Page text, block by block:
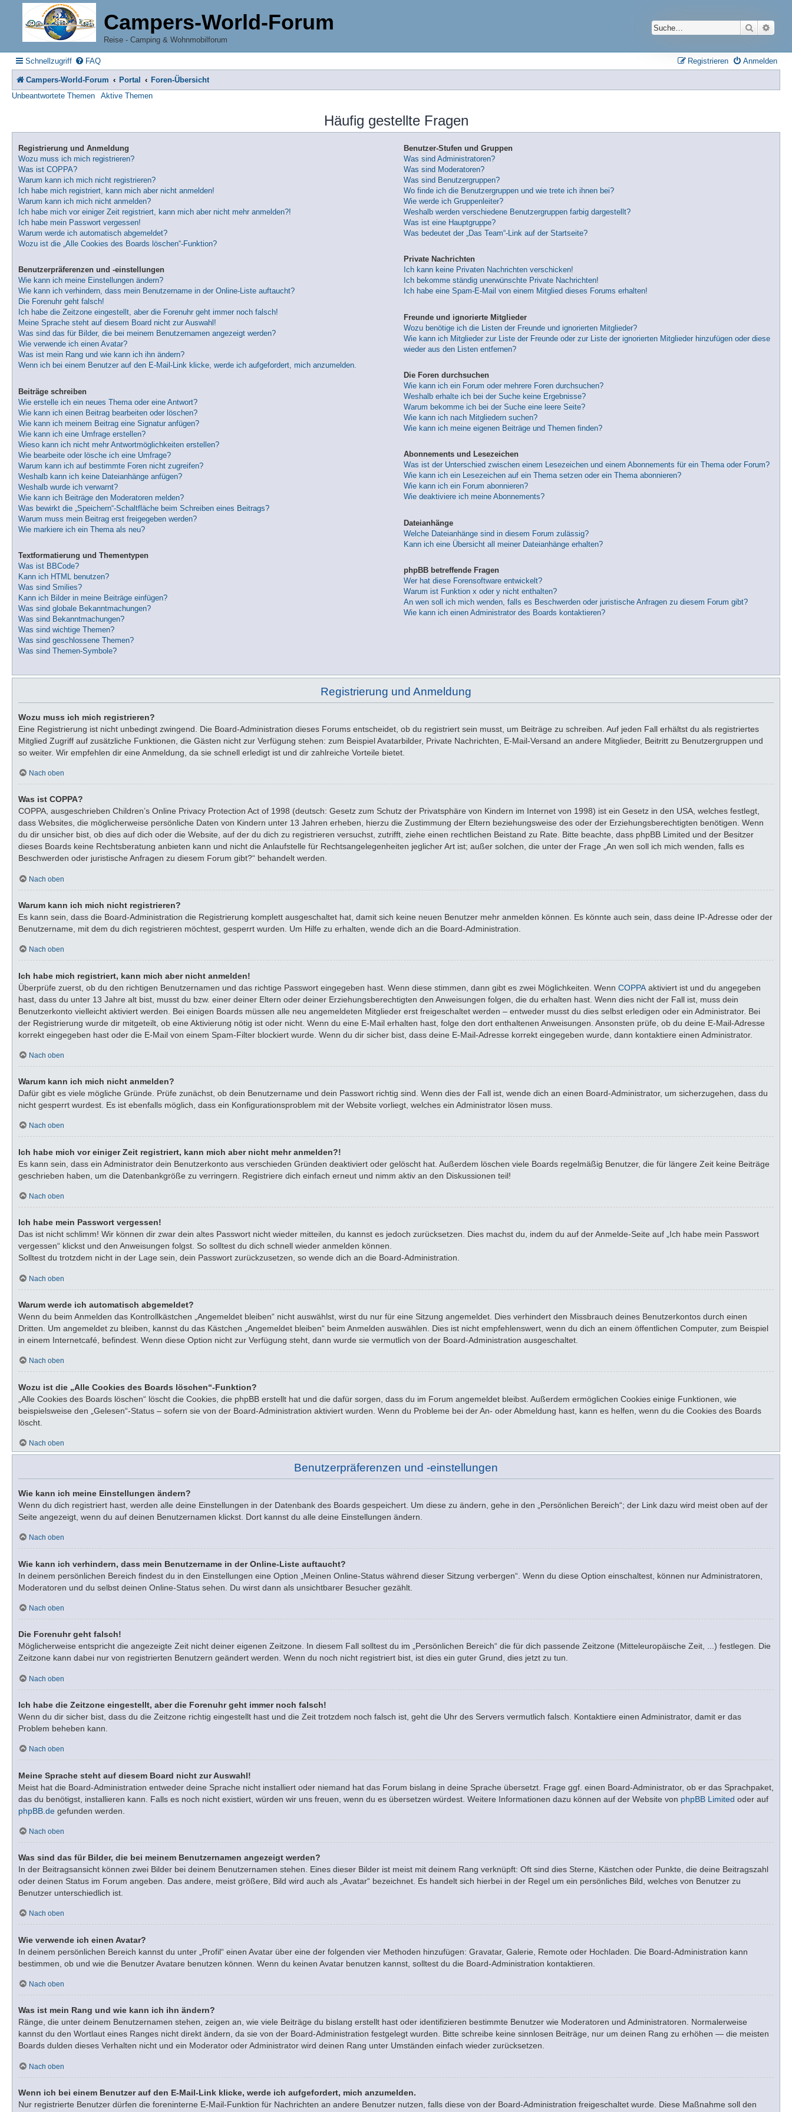
Campers-World-Forum
Reise - Camping & Wohnmobilforum
Suche
Schnellzugriff FAQ Anmelden
Registrieren
Campers-World-Forum Portal
Foren-Übersicht
Unbeantwortete Themen
Aktive Themen
Häufig gestellte Fragen
Registrierung und Anmeldung
Wozu muss ich mich registrieren?
Was ist COPPA?
Warum kann ich mich nicht registrieren?
Ich habe mich registriert, kann mich aber nicht anmelden!
Warum kann ich mich nicht anmelden?
Ich habe mich vor einiger Zeit registriert, kann mich aber nicht mehr anmelden?!
Ich habe mein Passwort vergessen!
Warum werde ich automatisch abgemeldet?
Wozu ist die „Alle Cookies des Boards löschen“-Funktion?
Benutzerpräferenzen und -einstellungen
Wie kann ich meine Einstellungen ändern?
Wie kann ich verhindern, dass mein Benutzername in der Online-Liste auftaucht?
Die Forenuhr geht falsch!
Ich habe die Zeitzone eingestellt, aber die Forenuhr geht immer noch falsch!
Meine Sprache steht auf diesem Board nicht zur Auswahl!
Was sind das für Bilder, die bei meinem Benutzernamen angezeigt werden?
Wie verwende ich einen Avatar?
Was ist mein Rang und wie kann ich ihn ändern?
Wenn ich bei einem Benutzer auf den E-Mail-Link klicke, werde ich aufgefordert, mich anzumelden.
Beiträge schreiben
Wie erstelle ich ein neues Thema oder eine Antwort?
Wie kann ich einen Beitrag bearbeiten oder löschen?
Wie kann ich meinem Beitrag eine Signatur anfügen?
Wie kann ich eine Umfrage erstellen?
Wieso kann ich nicht mehr Antwortmöglichkeiten erstellen?
Wie bearbeite oder lösche ich eine Umfrage?
Warum kann ich auf bestimmte Foren nicht zugreifen?
Weshalb kann ich keine Dateianhänge anfügen?
Weshalb wurde ich verwarnt?
Wie kann ich Beiträge den Moderatoren melden?
Was bewirkt die „Speichern“-Schaltfläche beim Schreiben eines Beitrags?
Warum muss mein Beitrag erst freigegeben werden?
Wie markiere ich ein Thema als neu?
Textformatierung und Thementypen
Was ist BBCode?
Kann ich HTML benutzen?
Was sind Smilies?
Kann ich Bilder in meine Beiträge einfügen?
Was sind globale Bekanntmachungen?
Was sind Bekanntmachungen?
Was sind wichtige Themen?
Was sind geschlossene Themen?
Was sind Themen-Symbole?
Benutzer-Stufen und Gruppen
Was sind Administratoren?
Was sind Moderatoren?
Was sind Benutzergruppen?
Wo finde ich die Benutzergruppen und wie trete ich ihnen bei?
Wie werde ich Gruppenleiter?
Weshalb werden verschiedene Benutzergruppen farbig dargestellt?
Was ist eine Hauptgruppe?
Was bedeutet der „Das Team“-Link auf der Startseite?
Private Nachrichten
Ich kann keine Privaten Nachrichten verschicken!
Ich bekomme ständig unerwünschte Private Nachrichten!
Ich habe eine Spam-E-Mail von einem Mitglied dieses Forums erhalten!
Freunde und ignorierte Mitglieder
Wozu benötige ich die Listen der Freunde und ignorierten Mitglieder?
Wie kann ich Mitglieder zur Liste der Freunde oder zur Liste der ignorierten Mitglieder hinzufügen oder diese
wieder aus den Listen entfernen?
Die Foren durchsuchen
Wie kann ich ein Forum oder mehrere Foren durchsuchen?
Weshalb erhalte ich bei der Suche keine Ergebnisse?
Warum bekomme ich bei der Suche eine leere Seite?
Wie kann ich nach Mitgliedern suchen?
Wie kann ich meine eigenen Beiträge und Themen finden?
Abonnements und Lesezeichen
Was ist der Unterschied zwischen einem Lesezeichen und einem Abonnements für ein Thema oder Forum?
Wie kann ich ein Lesezeichen auf ein Thema setzen oder ein Thema abonnieren?
Wie kann ich ein Forum abonnieren?
Wie deaktiviere ich meine Abonnements?
Dateianhänge
Welche Dateianhänge sind in diesem Forum zulässig?
Kann ich eine Übersicht all meiner Dateianhänge erhalten?
phpBB betreffende Fragen
Wer hat diese Forensoftware entwickelt?
Warum ist Funktion x oder y nicht enthalten?
An wen soll ich mich wenden, falls es Beschwerden oder juristische Anfragen zu diesem Forum gibt?
Wie kann ich einen Administrator des Boards kontaktieren?
Registrierung und Anmeldung
Wozu muss ich mich registrieren?
Eine Registrierung ist nicht unbedingt zwingend. Die Board-Administration dieses Forums entscheidet, ob du registriert sein musst, um Beiträge zu schreiben. Auf jeden Fall erhältst du als registriertes
Mitglied Zugriff auf zusätzliche Funktionen, die Gästen nicht zur Verfügung stehen: zum Beispiel Avatarbilder, Private Nachrichten, E-Mail-Versand an andere Mitglieder, Beitritt zu Benutzergruppen und
so weiter. Wir empfehlen dir eine Anmeldung, da sie schnell erledigt ist und dir zahlreiche Vorteile bietet.
Nach oben
Was ist COPPA?
COPPA, ausgeschrieben Children’s Online Privacy Protection Act of 1998 (deutsch: Gesetz zum Schutz der Privatsphäre von Kindern im Internet von 1998) ist ein Gesetz in den USA, welches festlegt,
dass Websites, die möglicherweise persönliche Daten von Kindern unter 13 Jahren erheben, hierzu die Zustimmung der Eltern beziehungsweise des oder der Erziehungsberechtigten benötigen. Wenn
du dir unsicher bist, ob dies auf dich oder die Website, auf der du dich zu registrieren versuchst, zutrifft, ziehe einen rechtlichen Beistand zu Rate. Bitte beachte, dass phpBB Limited und der Besitzer
dieses Boards keine Rechtsberatung anbieten kann und nicht die Anlaufstelle für Rechtsangelegenheiten jeglicher Art ist; außer solchen, die unter der Frage „An wen soll ich mich wenden, falls es
Beschwerden oder juristische Anfragen zu diesem Forum gibt?“ behandelt werden.
Nach oben
Warum kann ich mich nicht registrieren?
Es kann sein, dass die Board-Administration die Registrierung komplett ausgeschaltet hat, damit sich keine neuen Benutzer mehr anmelden können. Es könnte auch sein, dass deine IP-Adresse oder der
Benutzername, mit dem du dich registrieren möchtest, gesperrt wurden. Um Hilfe zu erhalten, wende dich an die Board-Administration.
Nach oben
Ich habe mich registriert, kann mich aber nicht anmelden!
Überprüfe zuerst, ob du den richtigen Benutzernamen und das richtige Passwort eingegeben hast. Wenn diese stimmen, dann gibt es zwei Möglichkeiten. Wenn COPPA aktiviert ist und du angegeben
hast, dass du unter 13 Jahre alt bist, musst du bzw. einer deiner Eltern oder deiner Erziehungsberechtigten den Anweisungen folgen, die du erhalten hast. Wenn dies nicht der Fall ist, muss dein
Benutzerkonto vielleicht aktiviert werden. Bei einigen Boards müssen alle neu angemeldeten Mitglieder erst freigeschaltet werden – entweder musst du dies selbst erledigen oder ein Administrator. Bei
der Registrierung wurde dir mitgeteilt, ob eine Aktivierung nötig ist oder nicht. Wenn du eine E-Mail erhalten hast, folge den dort enthaltenen Anweisungen. Ansonsten prüfe, ob du deine E-Mail-Adresse
korrekt eingegeben hast oder die E-Mail von einem Spam-Filter blockiert wurde. Wenn du dir sicher bist, dass deine E-Mail-Adresse korrekt eingegeben wurde, dann kontaktiere einen Administrator.
Nach oben
Warum kann ich mich nicht anmelden?
Dafür gibt es viele mögliche Gründe. Prüfe zunächst, ob dein Benutzername und dein Passwort richtig sind. Wenn dies der Fall ist, wende dich an einen Board-Administrator, um sicherzugehen, dass du
nicht gesperrt wurdest. Es ist ebenfalls möglich, dass ein Konfigurationsproblem mit der Website vorliegt, welches ein Administrator lösen muss.
Nach oben
Ich habe mich vor einiger Zeit registriert, kann mich aber nicht mehr anmelden?!
Es kann sein, dass ein Administrator dein Benutzerkonto aus verschieden Gründen deaktiviert oder gelöscht hat. Außerdem löschen viele Boards regelmäßig Benutzer, die für längere Zeit keine Beiträge
geschrieben haben, um die Datenbankgröße zu verringern. Registriere dich einfach erneut und nimm aktiv an den Diskussionen teil!
Nach oben
Ich habe mein Passwort vergessen!
Das ist nicht schlimm! Wir können dir zwar dein altes Passwort nicht wieder mitteilen, du kannst es jedoch zurücksetzen. Dies machst du, indem du auf der Anmelde-Seite auf „Ich habe mein Passwort
vergessen“ klickst und den Anweisungen folgst. So solltest du dich schnell wieder anmelden können.
Solltest du trotzdem nicht in der Lage sein, dein Passwort zurückzusetzen, so wende dich an die Board-Administration.
Nach oben
Warum werde ich automatisch abgemeldet?
Wenn du beim Anmelden das Kontrollkästchen „Angemeldet bleiben“ nicht auswählst, wirst du nur für eine Sitzung angemeldet. Dies verhindert den Missbrauch deines Benutzerkontos durch einen
Dritten. Um angemeldet zu bleiben, kannst du das Kästchen „Angemeldet bleiben“ beim Anmelden auswählen. Dies ist nicht empfehlenswert, wenn du dich an einem öffentlichen Computer, zum Beispiel
in einem Internetcafé, befindest. Wenn diese Option nicht zur Verfügung steht, dann wurde sie vermutlich von der Board-Administration ausgeschaltet.
Nach oben
Wozu ist die „Alle Cookies des Boards löschen“-Funktion?
„Alle Cookies des Boards löschen“ löscht die Cookies, die phpBB erstellt hat und die dafür sorgen, dass du im Forum angemeldet bleibst. Außerdem ermöglichen Cookies einige Funktionen, wie
beispielsweise den „Gelesen“-Status – sofern sie von der Board-Administration aktiviert wurden. Wenn du Probleme bei der An- oder Abmeldung hast, kann es helfen, wenn du die Cookies des Boards
löscht.
Nach oben
Benutzerpräferenzen und -einstellungen
Wie kann ich meine Einstellungen ändern?
Wenn du dich registriert hast, werden alle deine Einstellungen in der Datenbank des Boards gespeichert. Um diese zu ändern, gehe in den „Persönlichen Bereich“; der Link dazu wird meist oben auf der
Seite angezeigt, wenn du auf deinen Benutzernamen klickst. Dort kannst du alle deine Einstellungen ändern.
Nach oben
Wie kann ich verhindern, dass mein Benutzername in der Online-Liste auftaucht?
In deinem persönlichen Bereich findest du in den Einstellungen eine Option „Meinen Online-Status während dieser Sitzung verbergen“. Wenn du diese Option einschaltest, können nur Administratoren,
Moderatoren und du selbst deinen Online-Status sehen. Du wirst dann als unsichtbarer Besucher gezählt.
Nach oben
Die Forenuhr geht falsch!
Möglicherweise entspricht die angezeigte Zeit nicht deiner eigenen Zeitzone. In diesem Fall solltest du im „Persönlichen Bereich“ die für dich passende Zeitzone (Mitteleuropäische Zeit, ...) festlegen. Die
Zeitzone kann dabei nur von registrierten Benutzern geändert werden. Wenn du noch nicht registriert bist, ist dies ein guter Grund, dies jetzt zu tun.
Nach oben
Ich habe die Zeitzone eingestellt, aber die Forenuhr geht immer noch falsch!
Wenn du dir sicher bist, dass du die Zeitzone richtig eingestellt hast und die Zeit trotzdem noch falsch ist, geht die Uhr des Servers vermutlich falsch. Kontaktiere einen Administrator, damit er das
Problem beheben kann.
Nach oben
Meine Sprache steht auf diesem Board nicht zur Auswahl!
Meist hat die Board-Administration entweder deine Sprache nicht installiert oder niemand hat das Forum bislang in deine Sprache übersetzt. Frage ggf. einen Board-Administrator, ob er das Sprachpaket,
das du benötigst, installieren kann. Falls es noch nicht existiert, würden wir uns freuen, wenn du es übersetzen würdest. Weitere Informationen dazu können auf der Website von phpBB Limited oder auf
phpBB.de gefunden werden.
Nach oben
Was sind das für Bilder, die bei meinem Benutzernamen angezeigt werden?
In der Beitragsansicht können zwei Bilder bei deinem Benutzernamen stehen. Eines dieser Bilder ist meist mit deinem Rang verknüpft: Oft sind dies Sterne, Kästchen oder Punkte, die deine Beitragszahl
oder deinen Status im Forum angeben. Das andere, meist größere, Bild wird auch als „Avatar“ bezeichnet. Es handelt sich hierbei in der Regel um ein persönliches Bild, welches von Benutzer zu
Benutzer unterschiedlich ist.
Nach oben
Wie verwende ich einen Avatar?
In deinem persönlichen Bereich kannst du unter „Profil“ einen Avatar über eine der folgenden vier Methoden hinzufügen: Gravatar, Galerie, Remote oder Hochladen. Die Board-Administration kann
bestimmen, ob und wie die Benutzer Avatare benutzen können. Wenn du keinen Avatar benutzen kannst, solltest du die Board-Administration kontaktieren.
Nach oben
Was ist mein Rang und wie kann ich ihn ändern?
Ränge, die unter deinem Benutzernamen stehen, zeigen an, wie viele Beiträge du bislang erstellt hast oder identifizieren bestimmte Benutzer wie Moderatoren und Administratoren. Normalerweise
kannst du den Wortlaut eines Ranges nicht direkt ändern, da sie von der Board-Administration festgelegt wurden. Bitte schreibe keine sinnlosen Beiträge, nur um deinen Rang zu erhöhen — die meisten
Boards dulden dieses Verhalten nicht und ein Moderator oder Administrator wird deinen Rang unter Umständen einfach wieder zurücksetzen.
Nach oben
Wenn ich bei einem Benutzer auf den E-Mail-Link klicke, werde ich aufgefordert, mich anzumelden.
Nur registrierte Benutzer dürfen die foreninterne E-Mail-Funktion für Nachrichten an andere Benutzer nutzen, falls diese von der Board-Administration freigeschaltet wurde. Diese Maßnahme soll den